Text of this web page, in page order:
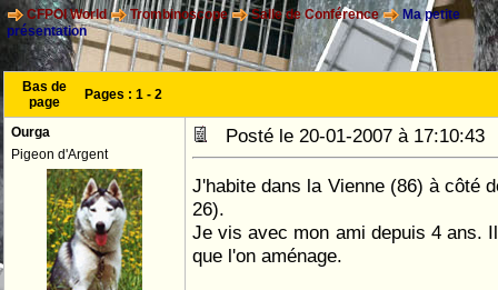
CFPOI World Trombinoscope Salle de Conférence
Ma petite
présentation
Bas de
page
Pages : 1 - 2
Ourga
Pigeon d'Argent
Posté le 20-01-2007 à
J'habite dans la Vienne (86) à côté
26).
Je vis avec mon ami depuis 4 ans.
que l'on aménage.